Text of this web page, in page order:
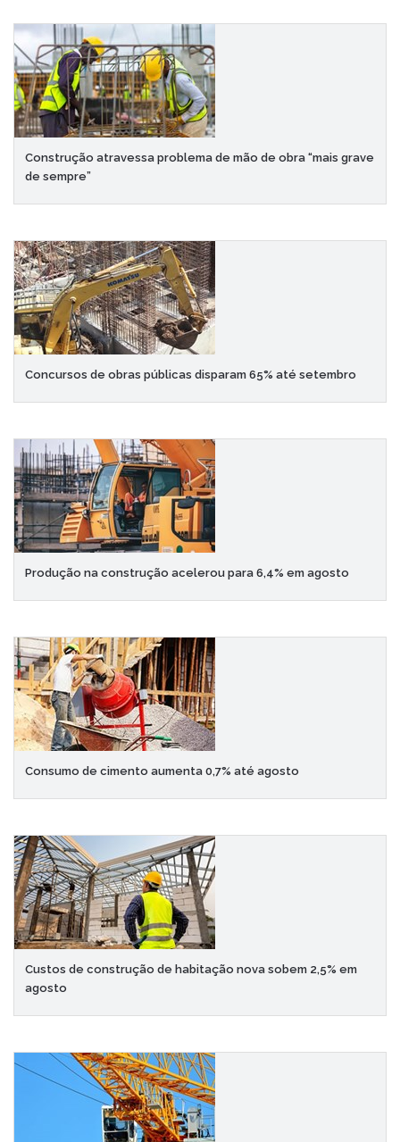
Construção atravessa problema de mão de obra “mais grave
de sempre”
Concursos de obras públicas disparam 65% até setembro
Produção na construção acelerou para 6,4% em agosto
Consumo de cimento aumenta 0,7% até agosto
Custos de construção de habitação nova sobem 2,5% em
agosto